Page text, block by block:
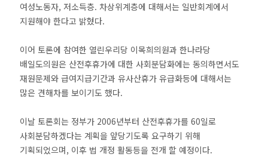
여성노동자, 저소득층. 차상위계층에 대해서는 일반회계에서
지원해야 한다고 밝혔다.
이어 토론에 참여한 열린우리당 이목희의원과 한나라당
배일도의원은 산전후휴가에 대한 사회분담화에는 동의하면서도
재원문제와 급여지급기간과 유사산휴가 유급화등에 대해서는
많은 견해차를 보이기도 했다.
이날 토론회는 정부가 2006년부터 산전후휴가를 60일로
사회분담하겠다는 계획을 앞당기도록 요구하기 위해
기획되었으며, 이후 법 개정 활동등을 전개 할 예정이다.